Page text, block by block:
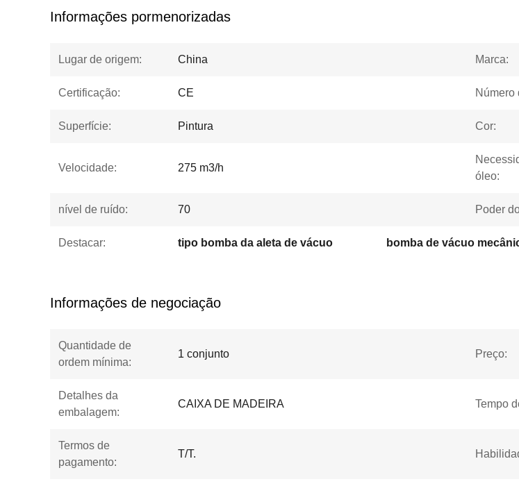
Informações pormenorizadas
Lugar de origem: China Marca:
Certificação: CE Número
Superfície: Pintura Cor:
Velocidade: 275 m3/h
óleo:
nível de ruído: 70 Poder
Destacar: tipo bomba da aleta de vácuo bomba de vácuo
Informações de negociação
Quantidade de
ordem mínima:
1 conjunto Preço:
Detalhes da
embalagem:
CAIXA DE MADEIRA Tempo
Termos de
pagamento:
T/T.